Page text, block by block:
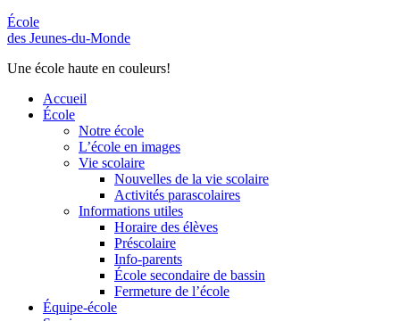
École
des Jeunes-du-Monde
Une école haute en couleurs!
Accueil
École
Notre école
L’école en images
Vie scolaire
Nouvelles de la vie scolaire
Activités parascolaires
Informations utiles
Horaire des élèves
Préscolaire
Info-parents
École secondaire de bassin
Fermeture de l’école
Équipe-école